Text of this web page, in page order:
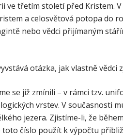
ve třetím století před Kristem.
a celosvětová potopa do
nebo vědci přijímaným
otázka, jak vlastně vědci
se již zmínili – v rámci tzv.
vrstev. V současnosti
jezera. Zjistíme-li, že
toto číslo použít k výpočtu